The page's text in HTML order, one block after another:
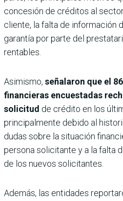
concesión de créditos al
cliente, la falta de información
garantía por parte del
rentables.
Asimismo, señalaron que el
financieras encuestadas
solicitud de crédito en los
principalmente debido al
dudas sobre la situación
persona solicitante y a la falta
de los nuevos solicitantes.
Además, las entidades